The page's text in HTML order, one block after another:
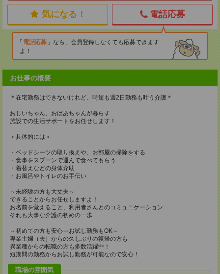
気になる！ 電話応募
電話応募
なら、会員登録しなくても応募できます
よ！
お仕事の概要
＊在宅勤務はできないけれど、時短も週2日勤務も叶う介護＊
おじいちゃん、おばあちゃんが暮らす
施設での生活サポートをお任せします！
＜具体的には＞
・ベッドシーツの取り換えや、お部屋の掃除をする
・食事をスプーンで運んで食べてもらう
・着替えなどの身体介助
・お風呂やトイレのお手伝い
～未経験の方も大丈夫～
できることからお任せしますよ！
お名前を覚えること、利用者さんとのコミュニケーション
それも大事な介護の初めの一歩
～初めての方も安心⇒お試し勤務もOK～
専業主婦（夫）からの久しぶりの復帰の方も
異業種からの転職の方も多数活躍中！
短期間の勤務からお試し勤務が可能なので安心！
職場の雰囲気